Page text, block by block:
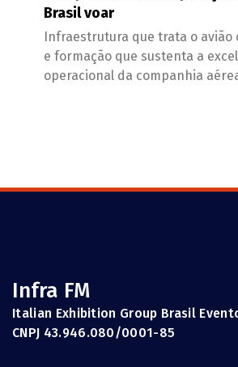
Brasil voar
Infraestrutura que trata o avião
e formação que sustenta a
operacional da companhia
Infra FM
Italian Exhibition Group Brasil
CNPJ 43.946.080/0001-85